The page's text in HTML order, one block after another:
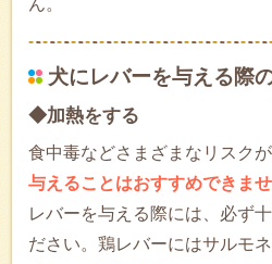
ん。
犬にレバーを与える際
◆加熱をする
食中毒などさまざまなリスクが
与えることはおすすめできませ
レバーを与える際には、必ず
ださい。鶏レバーにはサルモ